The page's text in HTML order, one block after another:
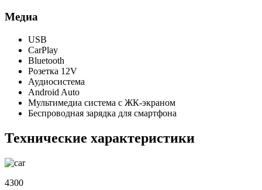
Медиа
USB
CarPlay
Bluetooth
Розетка 12V
Аудиосистема
Android Auto
Мультимедиа система с ЖК-экраном
Беспроводная зарядка для смартфона
Технические характеристики
4300